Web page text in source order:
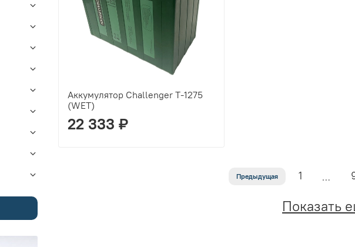
Аккумулятор Challenger T-1275
(WET)
22 333 ₽
Предыдущая 1 …
Показать